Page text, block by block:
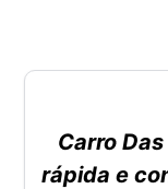
Carro
rápida e